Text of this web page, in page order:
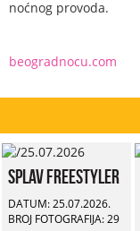
noćnog provoda.
beogradnocu.com
Splav Freestyler
DATUM: 25.07.2026.
BROJ FOTOGRAFIJA: 29